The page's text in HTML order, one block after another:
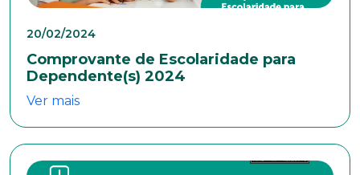
20/02/2024
Comprovante de Escolaridade para
Dependente(s) 2024
Ver mais
Trabalhe conosco
Faça parte de uma instituição sólida, ética e
colaboradores. Preencha todos os dados abaixo e
anexe seu currículo.